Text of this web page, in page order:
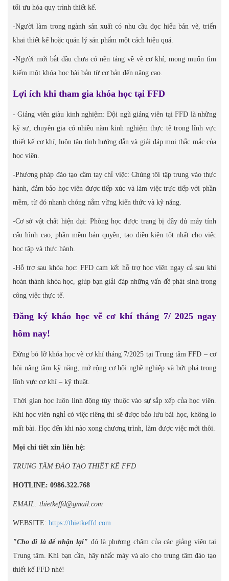
tối ưu hóa quy trình thiết kế.
-Người làm trong ngành sản xuất có nhu cầu đọc hiểu bản vẽ, triển
khai thiết kế hoặc quản lý sản phẩm một cách hiệu quả.
-Người mới bắt đầu chưa có nền tảng về vẽ cơ khí, mong muốn tìm
kiếm một khóa học bài bản từ cơ bản đến nâng cao.
Lợi ích khi tham gia khóa học tại FFD
- Giảng viên giàu kinh nghiệm: Đội ngũ giảng viên tại FFD là những
kỹ sư, chuyên gia có nhiều năm kinh nghiệm thực tế trong lĩnh vực
thiết kế cơ khí, luôn tận tình hướng dẫn và giải đáp mọi thắc mắc của
học viên.
-Phương pháp đào tạo cầm tay chỉ việc: Chúng tôi tập trung vào thực
hành, đảm bảo học viên được tiếp xúc và làm việc trực tiếp với phần
mềm, từ đó nhanh chóng nắm vững kiến thức và kỹ năng.
-Cơ sở vật chất hiện đại: Phòng học được trang bị đầy đủ máy tính
cấu hình cao, phần mềm bản quyền, tạo điều kiện tốt nhất cho việc
học tập và thực hành.
-Hỗ trợ sau khóa học: FFD cam kết hỗ trợ học viên ngay cả sau khi
hoàn thành khóa học, giúp bạn giải đáp những vấn đề phát sinh trong
công việc thực tế.
Đăng ký kháo học vẽ cơ khí tháng 7/ 2025 ngay
hôm nay!
Đừng bỏ lỡ khóa học vẽ cơ khí tháng 7/2025 tại Trung tâm FFD – cơ
hội nâng tầm kỹ năng, mở rộng cơ hội nghề nghiệp và bứt phá trong
lĩnh vực cơ khí – kỹ thuật.
Thời gian học luôn linh động tùy thuộc vào sự sắp xếp của học viên.
Khi học viên nghỉ có việc riêng thì sẽ được bảo lưu bài học, không lo
mất bài. Học đến khi nào xong chương trình, làm được việc mới thôi.
Mọi chi tiết xin liên hệ:
TRUNG TÂM ĐÀO TẠO THIẾT KẾ FFD
HOTLINE: 0986.322.768
EMAIL: thietkeffd@gmail.com
WEBSITE: https://thietkeffd.com
"Cho đi là để nhận lại" đó là phương châm của các giảng viên tại
Trung tâm. Khi bạn cần, hãy nhấc máy và alo cho trung tâm đào tạo
thiết kế FFD nhé!